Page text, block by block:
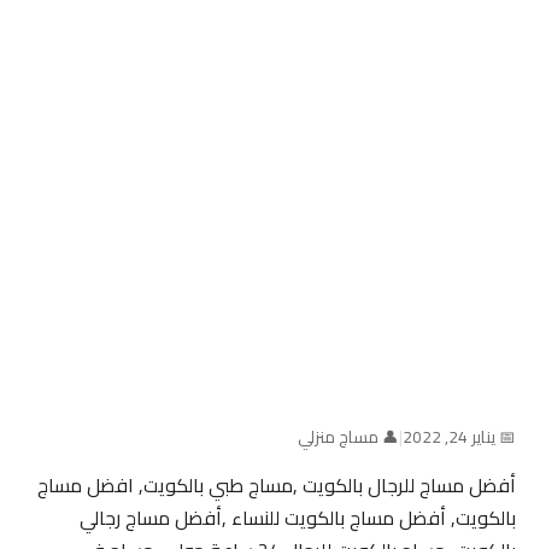
📅 يناير 24, 2022 |👤 مساج منزلي
أفضل مساج للرجال بالكويت ,مساج طبي بالكويت, افضل مساج
بالكويت, أفضل مساج بالكويت للنساء ,أفضل مساج رجالي